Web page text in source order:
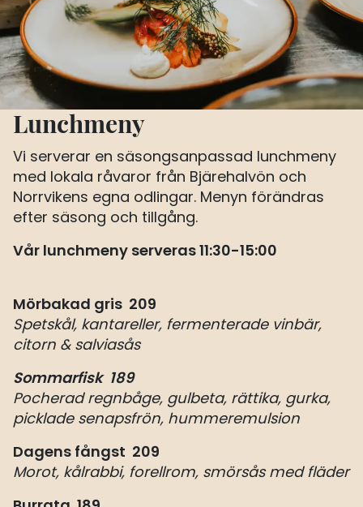
Lunchmeny
Vi serverar en säsongsanpassad lunchmeny
med lokala råvaror från Bjärehalvön och
Norrvikens egna odlingar. Menyn förändras
efter säsong och tillgång.
Vår lunchmeny serveras 11:30-15:00
Mörbakad gris 209
Spetskål, kantareller, fermenterade vinbär,
citorn & salviasås
Sommarfisk 189
Pocherad regnbåge, gulbeta, rättika, gurka,
picklade senapsfrön, hummeremulsion
Dagens fångst 209
Morot, kålrabbi, forellrom, smörsås med fläder